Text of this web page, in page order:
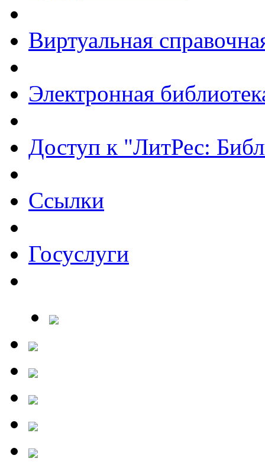
Виртуальная
Электронная
Доступ к "ЛитРес:
Ссылки
Госуслуги